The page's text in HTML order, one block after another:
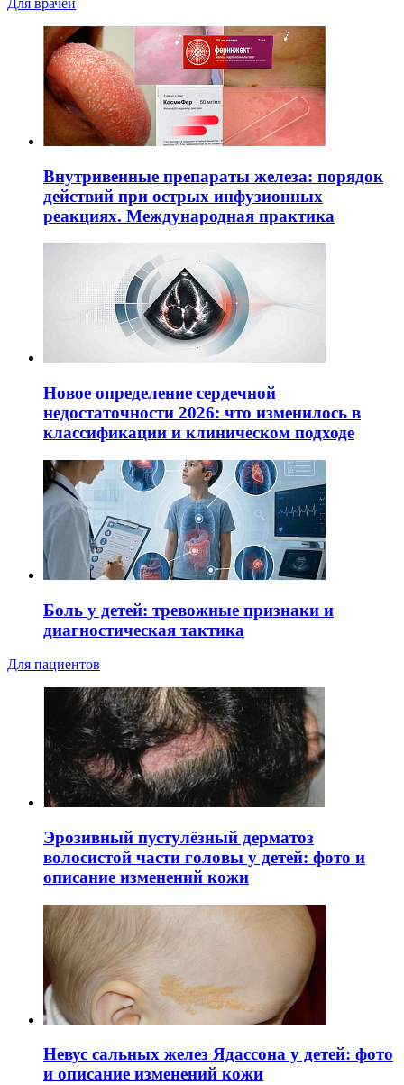
Для врачей
Внутривенные препараты железа: порядок
действий при острых инфузионных
реакциях. Международная практика
Новое определение сердечной
недостаточности 2026: что изменилось в
классификации и клиническом подходе
Боль у детей: тревожные признаки и
диагностическая тактика
Для пациентов
Эрозивный пустулёзный дерматоз
волосистой части головы у детей: фото и
описание изменений кожи
Невус сальных желез Ядассона у детей: фото
и описание изменений кожи